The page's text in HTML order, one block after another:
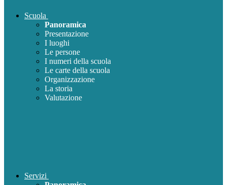
Scuola
Panoramica
Presentazione
I luoghi
Le persone
I numeri della scuola
Le carte della scuola
Organizzazione
La storia
Valutazione
Servizi